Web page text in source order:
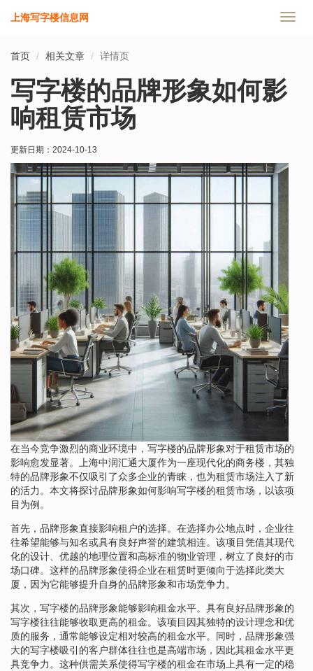
切
上海写字楼信息网
首页 相关文章 详情页
写字楼的品牌形象如何影
响租赁市场
更新日期： 2024-10-13
在当今竞争激烈的商业环境中，写字楼的品牌形象对于租赁市场的
影响愈发显著。上海中润汇通大厦作为一座现代化的商务楼，其独
特的品牌形象不仅吸引了众多企业的青睐，也为租赁市场注入了新
的活力。本文将探讨品牌形象如何影响写字楼的租赁市场，以该项
目为例。
首先，品牌形象直接影响租户的选择。在选择办公地点时，企业往
往希望能够与知名或具有良好声誉的建筑相连。该项目凭借其现代
化的设计、优越的地理位置和高标准的物业管理，树立了良好的市
场口碑。这样的品牌形象使得企业在租赁时更倾向于选择此类大
厦，因为它能够提升自身的品牌形象和市场竞争力。
其次，写字楼的品牌形象能够影响租金水平。具有良好品牌形象的
写字楼往往能够收取更高的租金。该项目因其独特的设计理念和优
质的服务，通常能够设定相对较高的租金水平。同时，品牌形象强
大的写字楼吸引的客户群体往往也是高端市场，因此其租金水平更
具竞争力。这种供需关系使得写字楼的租金在市场上具有一定的稳